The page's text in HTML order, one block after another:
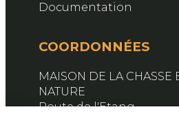
Documentation
COORDONNÉES
MAISON DE LA CHASSE
NATURE
Route de l'Etang